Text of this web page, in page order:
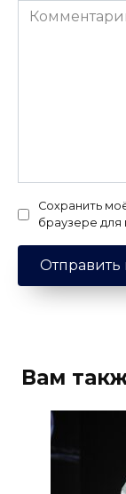
Комментарий
Сохранить
браузере
Вам